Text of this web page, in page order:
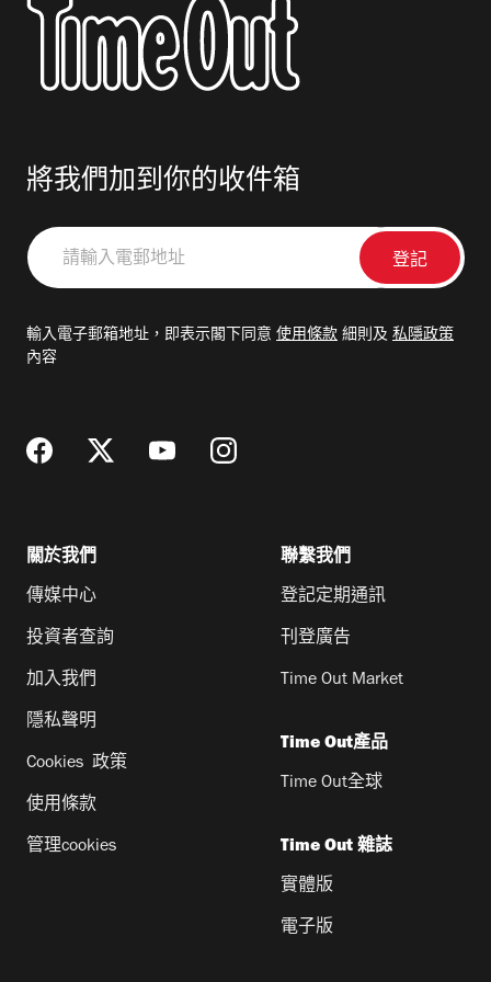
將我們加到你的收件箱
請
輸
郵
輸入電子郵箱地址，即表示閣下同意 使用條款 細則及 私隱政策
內容
關於我們
傳媒中心
投資者查詢
加入我們
隱私聲明
Cookies 政策
使用條款
管理cookies
聯繫我們
登記定期通訊
刊登廣告
Time Out Market
Time Out產品
Time Out全球
Time Out 雜誌
實體版
電子版